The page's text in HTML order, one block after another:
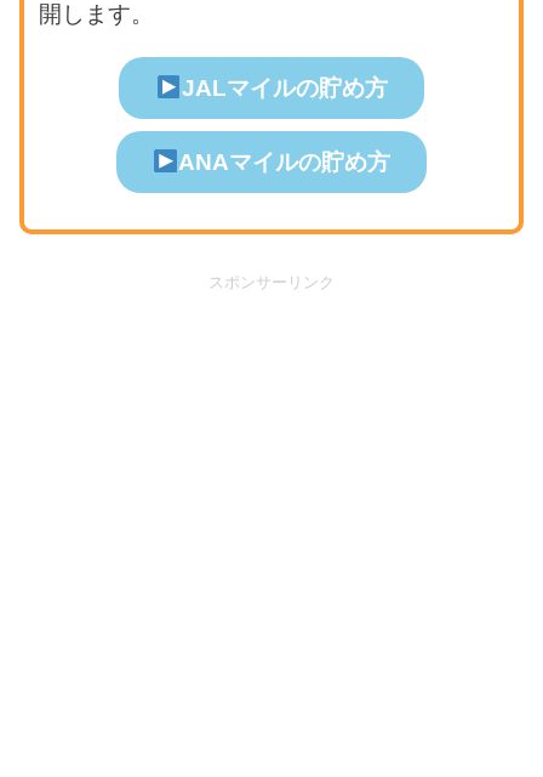
開します。
JALマイルの貯め方
ANAマイルの貯め方
スポンサーリンク